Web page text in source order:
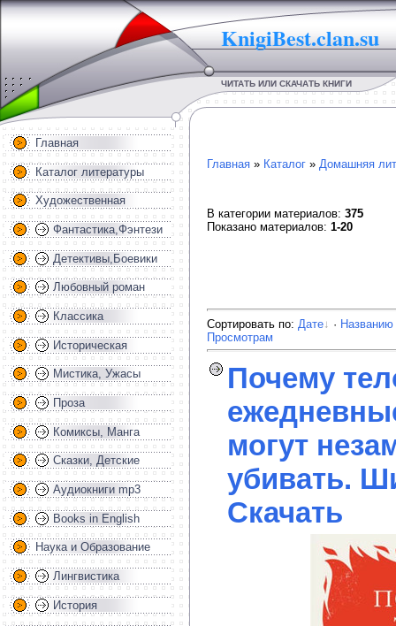
KnigiBest.clan.su
ЧИТАТЬ ИЛИ СКАЧАТЬ КНИГИ
Главная
Каталог литературы
Художественная
Фантастика,Фэнтези
Детективы,Боевики
Любовный роман
Классика
Историческая
Мистика, Ужасы
Проза
Комиксы, Манга
Сказки, Детские
Аудиокниги mp3
Books in English
Наука и Образование
Лингвистика
История
Главная » Каталог » Домашняя
В категории материалов: 375
Показано материалов: 1-20
Сортировать по: Дате · Названию
Просмотрам
Почему
могут
убивать.
Скачать